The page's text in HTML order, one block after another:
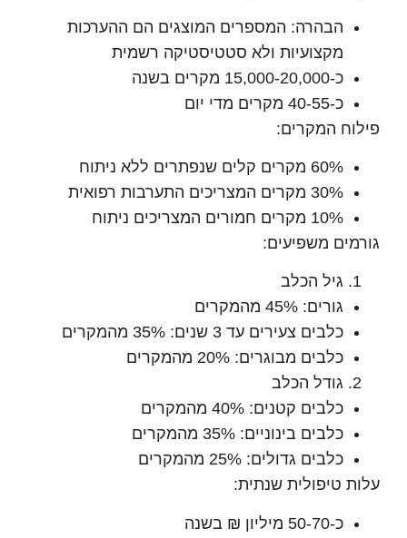
הבהרה: המספרים המוצגים הם ההערכות
מקצועיות ולא סטטיסטיקה רשמית
המקרים:
משפיעים:
גיל הכלב
גורים: 45% מהמקרים
כלבים צעירים עד 3 שנים: 35% מהמקרים
כלבים מבוגרים: 20% מהמקרים
גודל הכלב
כלבים קטנים: 40% מהמקרים
כלבים בינוניים: 35% מהמקרים
כלבים גדולים: 25% מהמקרים
טיפולית שנתית: